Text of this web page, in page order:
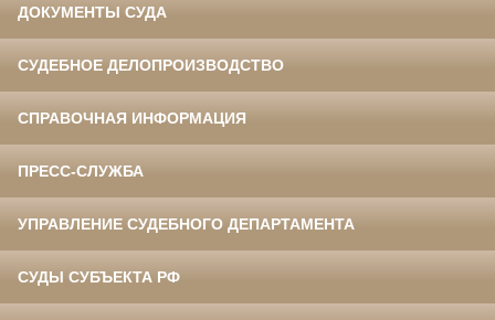
ДОКУМЕНТЫ СУДА
СУДЕБНОЕ ДЕЛОПРОИЗВОДСТВО
СПРАВОЧНАЯ ИНФОРМАЦИЯ
ПРЕСС-СЛУЖБА
УПРАВЛЕНИЕ СУДЕБНОГО ДЕПАРТАМЕНТА
СУДЫ СУБЪЕКТА РФ